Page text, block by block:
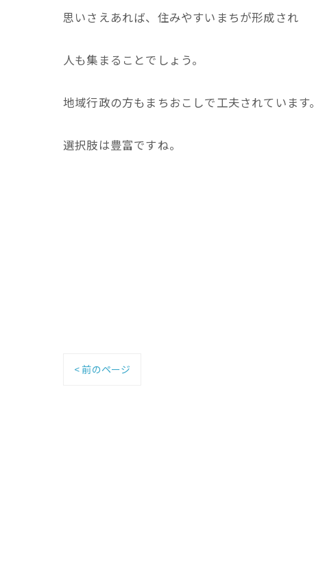
思いさえあれば、住みやすいまちが形成され
人も集まることでしょう。
地域行政の方もまちおこしで工夫されています。
選択肢は豊富ですね。
< 前のページ